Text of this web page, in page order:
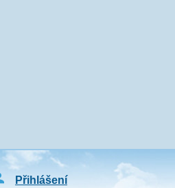
Přihlášení